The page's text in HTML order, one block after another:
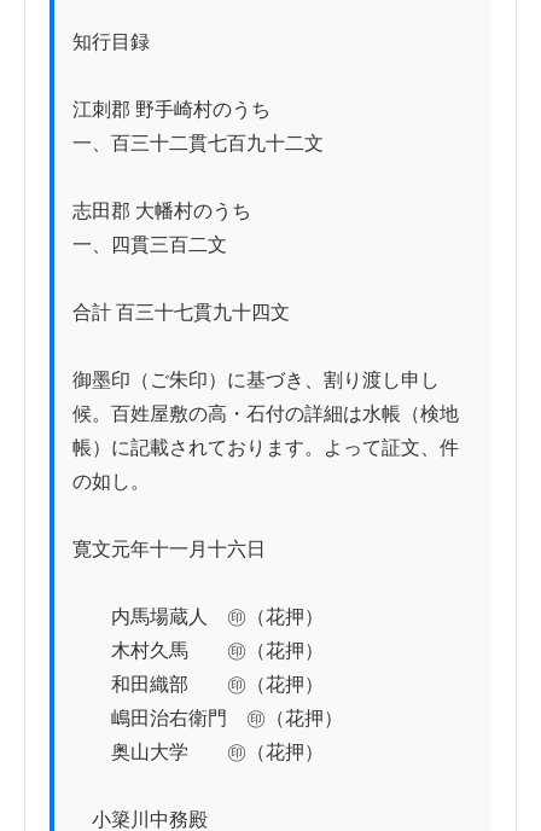
知行目録
江刺郡 野手崎村のうち
一、百三十二貫七百九十二文
志田郡 大幡村のうち
一、四貫三百二文
合計 百三十七貫九十四文
御墨印（ご朱印）に基づき、割り渡し申し
候。百姓屋敷の高・石付の詳細は水帳（検地
帳）に記載されております。よって証文、件
の如し。
寛文元年十一月十六日
内馬場蔵人　㊞（花押）
木村久馬　　㊞（花押）
和田織部　　㊞（花押）
嶋田治右衛門　㊞（花押）
奥山大学　　㊞（花押）
小簗川中務殿